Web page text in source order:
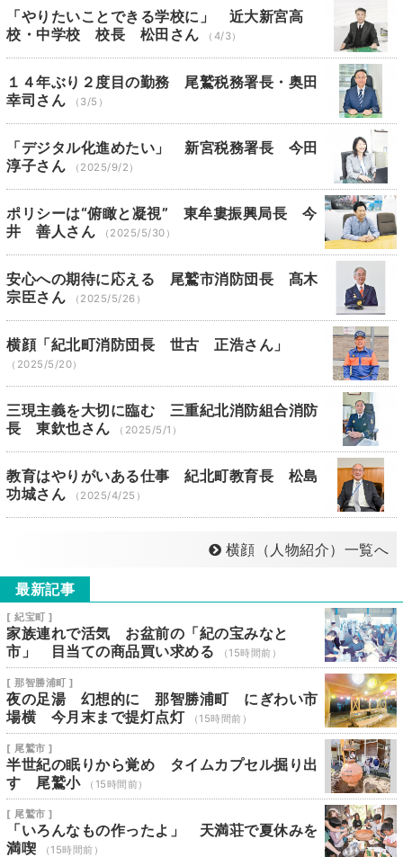
「やりたいことできる学校に」 近大新宮高
校・中学校 校長 松田さん
（4/3）
１４年ぶり２度目の勤務 尾鷲税務署長・奥田
幸司さん
（3/5）
「デジタル化進めたい」 新宮税務署長 今田
淳子さん
（2025/9/2）
ポリシーは“俯瞰と凝視” 東牟婁振興局長 今
井 善人さん
（2025/5/30）
安心への期待に応える 尾鷲市消防団長 髙木
宗臣さん
（2025/5/26）
横顔「紀北町消防団長 世古 正浩さん」
（2025/5/20）
三現主義を大切に臨む 三重紀北消防組合消防
長 東欽也さん
（2025/5/1）
教育はやりがいある仕事 紀北町教育長 松島
功城さん
（2025/4/25）
横顔（人物紹介）一覧へ
最新記事
[ 紀宝町 ]
家族連れで活気 お盆前の「紀の宝みなと
市」 目当ての商品買い求める
（15時間前）
[ 那智勝浦町 ]
夜の足湯 幻想的に 那智勝浦町 にぎわい市
場横 今月末まで提灯点灯
（15時間前）
[ 尾鷲市 ]
半世紀の眠りから覚め タイムカプセル掘り出
す 尾鷲小
（15時間前）
[ 尾鷲市 ]
「いろんなもの作ったよ」 天満荘で夏休みを
満喫
（15時間前）